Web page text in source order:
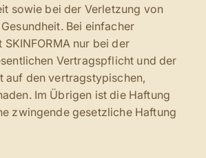
sowie bei der Verletzung von
Bei einfacher
nur bei der
Vertragspflicht und der
auf den vertragstypischen,
Im Übrigen ist die Haftung
zwingende gesetzliche Haftung